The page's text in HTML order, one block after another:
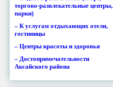
торгово-развлекательные центры,
парки)
– К услугам отдыхающих отели,
гостиницы
– Центры красоты и здоровья
– Достопримечательности
Аксайского района